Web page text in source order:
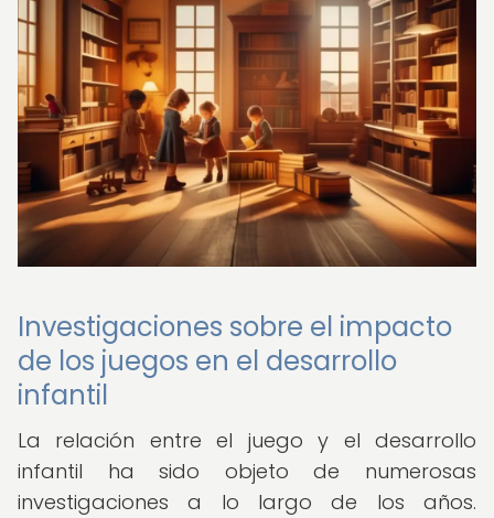
Investigaciones sobre el impacto
de los juegos en el desarrollo
infantil
La relación entre el juego y el desarrollo
infantil ha sido objeto de numerosas
investigaciones a lo largo de los años.